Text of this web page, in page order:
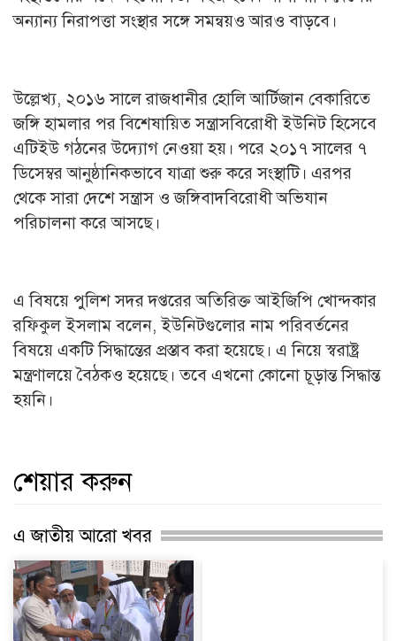
অন্যান্য নিরাপত্তা সংস্থার সঙ্গে সমন্বয়ও আরও বাড়বে।
উল্লেখ্য, ২০১৬ সালে রাজধানীর হোলি আর্টিজান বেকারিতে
জঙ্গি হামলার পর বিশেষায়িত সন্ত্রাসবিরোধী ইউনিট হিসেবে
এটিইউ গঠনের উদ্যোগ নেওয়া হয়। পরে ২০১৭ সালের ৭
ডিসেম্বর আনুষ্ঠানিকভাবে যাত্রা শুরু করে সংস্থাটি। এরপর
থেকে সারা দেশে সন্ত্রাস ও জঙ্গিবাদবিরোধী অভিযান
পরিচালনা করে আসছে।
এ বিষয়ে পুলিশ সদর দপ্তরের অতিরিক্ত আইজিপি খোন্দকার
রফিকুল ইসলাম বলেন, ইউনিটগুলোর নাম পরিবর্তনের
বিষয়ে একটি সিদ্ধান্তের প্রস্তাব করা হয়েছে। এ নিয়ে স্বরাষ্ট্র
মন্ত্রণালয়ে বৈঠকও হয়েছে। তবে এখনো কোনো চূড়ান্ত সিদ্ধান্ত
হয়নি।
শেয়ার করুন
এ জাতীয় আরো খবর